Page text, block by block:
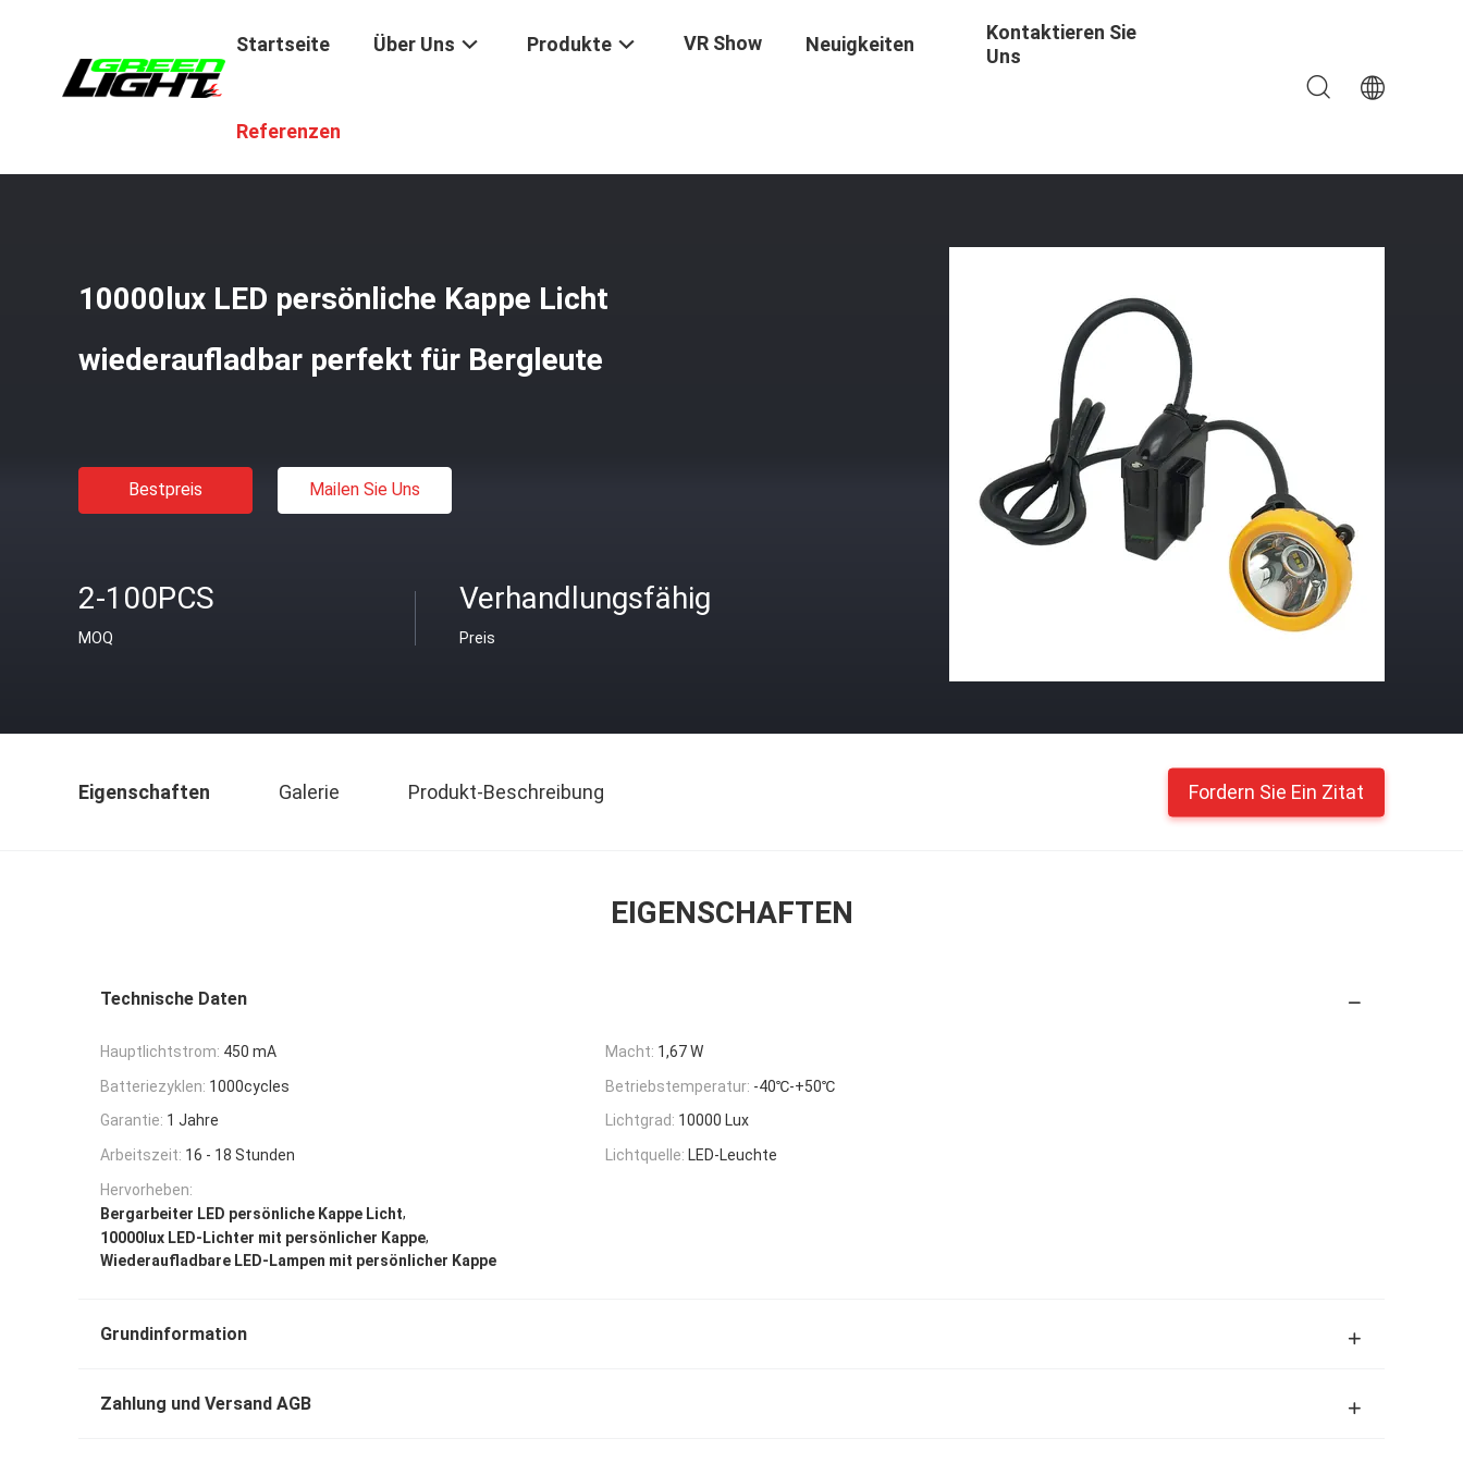
Startseite Über Uns Produkte VR Show Neuigkeiten
Kontaktieren Sie
Uns
Referenzen
10000lux LED persönliche Kappe Licht
wiederaufladbar perfekt für Bergleute
Bestpreis Mailen Sie Uns
2-100PCS
MOQ
Verhandlungsfähig
Preis
Eigenschaften Galerie Produkt-Beschreibung Fordern Sie Ein Zitat
EIGENSCHAFTEN
Technische Daten
Hauptlichtstrom: 450 mA Macht: 1,67 W
Batteriezyklen: 1000cycles Betriebstemperatur: -40℃-+50℃
Garantie: 1 Jahre Lichtgrad: 10000 Lux
Arbeitszeit: 16 - 18 Stunden Lichtquelle: LED-Leuchte
Hervorheben:
Bergarbeiter LED persönliche Kappe Licht,
10000lux LED-Lichter mit persönlicher Kappe,
Wiederaufladbare LED-Lampen mit persönlicher Kappe
Grundinformation
Zahlung und Versand AGB